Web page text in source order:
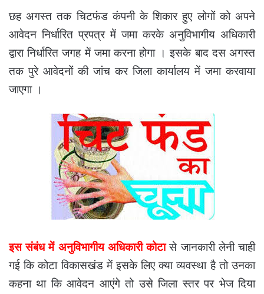
छह अगस्त तक चिटफंड कंपनी के शिकार हुए लोगों को अपने
आवेदन निर्धारित प्रपत्र में जमा करके अनुविभागीय अधिकारी
द्वारा निर्धारित जगह में जमा करना होगा । इसके बाद दस अगस्त
तक पुरे आवेदनों की जांच कर जिला कार्यालय में जमा करवाया
जाएगा ।
इस संबंध में अनुविभागीय अधिकारी कोटासे जानकारी लेनी चाही
गई कि कोटा विकासखंड में इसके लिए क्या व्यवस्था है तो उनका
कहना था कि आवेदन आएंगे तो उसे जिला स्तर पर भेज दिया